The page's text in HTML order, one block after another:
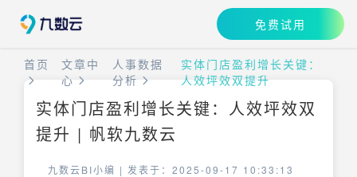
免费试用
首页
文章中
心
人事数据
分析
实体门店盈利增长关键：
人效坪效双提升
实体门店盈利增长关键：人效坪效双
提升 | 帆软九数云
九数云BI小编 | 发表于：2025-09-17 10:33:13